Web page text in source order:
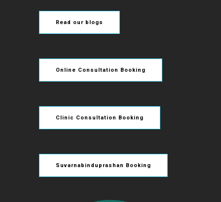
Read our blogs
Online Consultation Booking
Clinic Consultation Booking
Suvarnabinduprashan Booking